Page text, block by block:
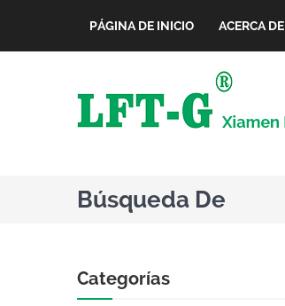
PÁGINA DE INICIO ACERCA DE
Búsqueda De
Categorías